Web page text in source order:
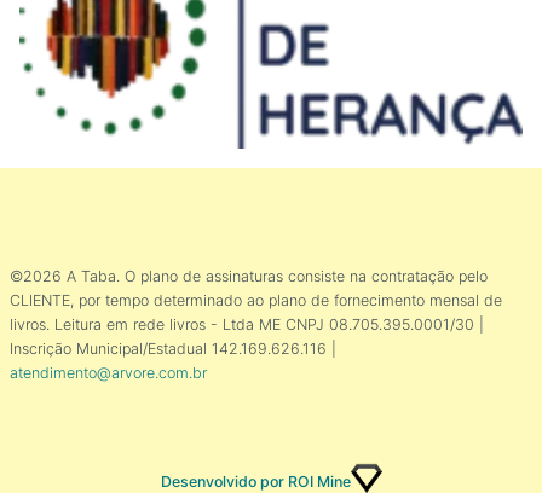
©2026 A Taba. O plano de assinaturas consiste na contratação pelo
CLIENTE, por tempo determinado ao plano de fornecimento mensal de
livros. Leitura em rede livros - Ltda ME CNPJ 08.705.395.0001/30 |
Inscrição Municipal/Estadual 142.169.626.116 |
atendimento@arvore.com.br
Desenvolvido por ROI Mine